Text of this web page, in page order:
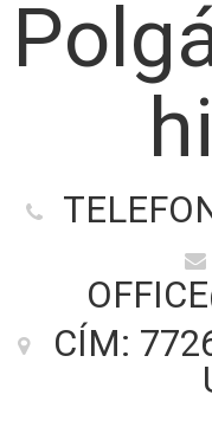
CÍM: